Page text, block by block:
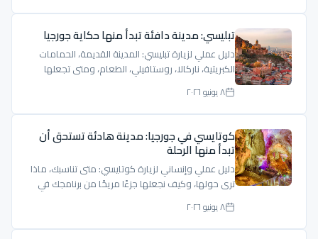
تبليسي: مدينة دافئة تبدأ منها حكاية جورجيا
دليل عملي لزيارة تبليسي: المدينة القديمة، الحمامات
الكبريتية، ناركالا، روستافيلي، الطعام، ومتى تجعلها
مركز رحلتك.
٨ يونيو ٢٠٢٦
كوتايسي في جورجيا: مدينة هادئة تستحق أن
تبدأ منها الرحلة
دليل عملي وإنساني لزيارة كوتايسي: متى تناسبك، ماذا
ترى حولها، وكيف نجعلها جزءًا مريحًا من برنامجك في
جورجيا.
٨ يونيو ٢٠٢٦